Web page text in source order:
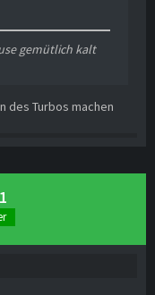
gemütlich kalt
des Turbos machen